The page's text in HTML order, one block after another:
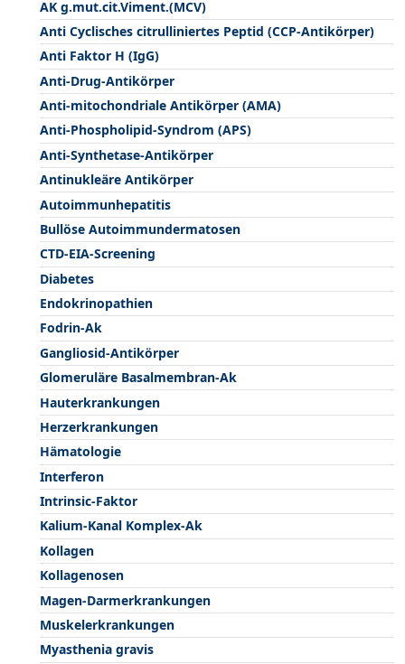
AK g.mut.cit.Viment.(MCV)
Anti Cyclisches citrulliniertes Peptid (CCP-Antikörper)
Anti Faktor H (IgG)
Anti-Drug-Antikörper
Anti-mitochondriale Antikörper (AMA)
Anti-Phospholipid-Syndrom (APS)
Anti-Synthetase-Antikörper
Antinukleäre Antikörper
Autoimmunhepatitis
Bullöse Autoimmundermatosen
CTD-EIA-Screening
Diabetes
Endokrinopathien
Fodrin-Ak
Gangliosid-Antikörper
Glomeruläre Basalmembran-Ak
Hauterkrankungen
Herzerkrankungen
Hämatologie
Interferon
Intrinsic-Faktor
Kalium-Kanal Komplex-Ak
Kollagen
Kollagenosen
Magen-Darmerkrankungen
Muskelerkrankungen
Myasthenia gravis